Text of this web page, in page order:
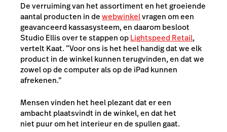
De verruiming van het assortiment en het groeiende
aantal producten in dewebwinkelvragen om een
geavanceerd kassasysteem, en daarom besloot
Studio Ellis over te stappen opLightspeed Retail,
vertelt Kaat. “Voor ons is het heel handig dat we elk
product in de winkel kunnen terugvinden, en dat we
zowel op de computer als op de iPad kunnen
afrekenen.”
Mensen vinden het heel plezant dat er een
ambacht plaatsvindt in de winkel, en dat het
niet puur om het interieur en de spullen gaat.